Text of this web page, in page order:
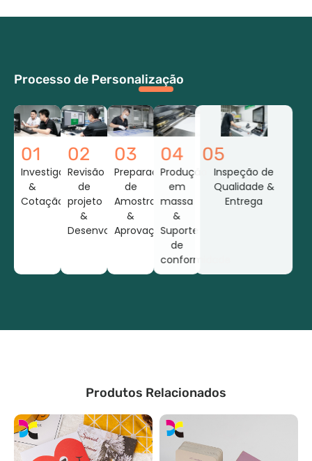
Processo de Personalização
01
Investigação
&
Cotação
02
Revisão
de
projeto
&
Desenvolvimento
03
Preparação
de
Amostras
&
Aprovação
04
Produção
em
massa
&
Suporte
de
conformidade
05
Inspeção de
Qualidade &
Entrega
Produtos Relacionados